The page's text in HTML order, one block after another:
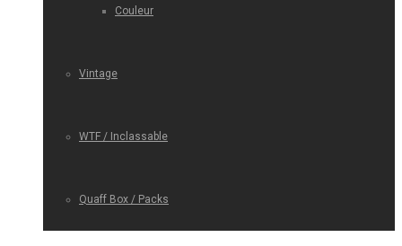
Couleur
Vintage
WTF / Inclassable
Quaff Box / Packs